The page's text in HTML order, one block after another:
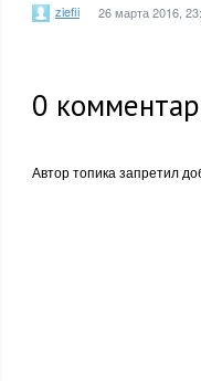
ziefii 26 марта 2016,
0
Автор топика запретил